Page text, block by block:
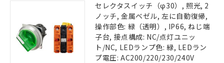
セレクタスイッチ（φ30）, 照光, 2
ノッチ, 金属ベゼル, 左に自動復帰,
操作部色: 緑（透明）, IP66, ねじ端
子台, 接点構成: NC/点灯ユニッ
ト/NC, LEDランプ色: 緑, LEDラン
プ電圧: AC200/220/230/240V